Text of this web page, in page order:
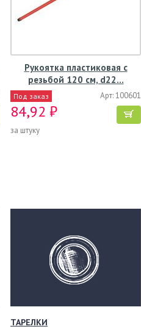
Рукоятка пластиковая с
резьбой 120 см, d22…
Под заказ Арт: 100601
84,92 ₽
за штуку
ТАРЕЛКИ